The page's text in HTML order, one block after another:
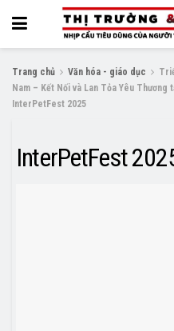
Trang chủ Văn hóa - giáo dục
Nam – Kết Nối và Lan Tỏa Yêu
InterPetFest 2025
InterPetFest